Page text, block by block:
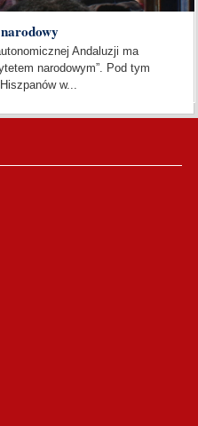
Andaluzji ma
narodowym”. Pod tym
w...